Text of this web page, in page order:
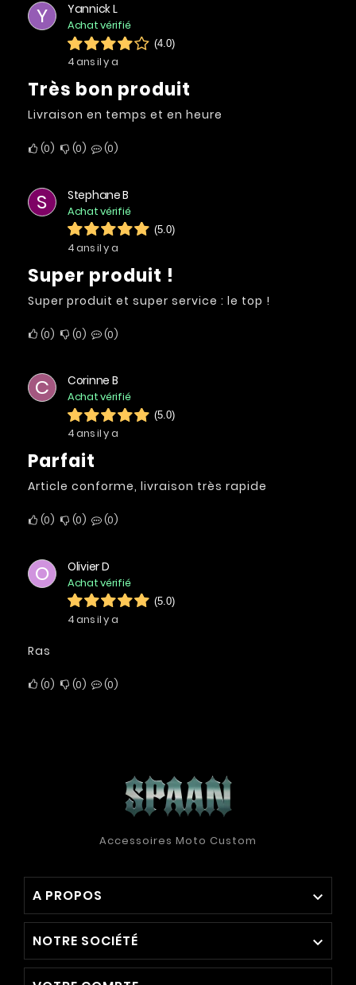
Y Yannick L
Achat vérifié
(4.0)
4 ans il y a
Très bon produit
Livraison en temps et en heure
0 0 0
S Stephane B
Achat vérifié
(5.0)
4 ans il y a
Super produit !
Super produit et super service : le top !
0 0 0
C Corinne B
Achat vérifié
(5.0)
4 ans il y a
Parfait
Article conforme, livraison très rapide
0 0 0
O Olivier D
Achat vérifié
(5.0)
4 ans il y a
Ras
0 0 0
Accessoires Moto Custom
A PROPOS 
NOTRE SOCIÉTÉ 